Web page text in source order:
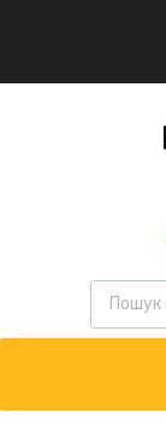
Пошук
content